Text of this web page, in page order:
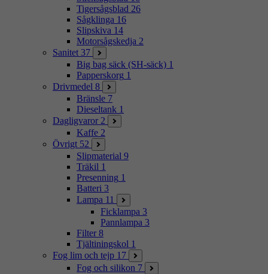
Tigersågsblad 26
Sågklinga 16
Slipskiva 14
Motorsågskedja 2
Sanitet 37
Big bag säck (SH-säck) 1
Papperskorg 1
Drivmedel 8
Bränsle 7
Dieseltank 1
Dagligvaror 2
Kaffe 2
Övrigt 52
Slipmaterial 9
Träkil 1
Presenning 1
Batteri 3
Lampa 11
Ficklampa 3
Pannlampa 3
Filter 8
Tjältiningskol 1
Fog lim och tejp 17
Fog och silikon 7